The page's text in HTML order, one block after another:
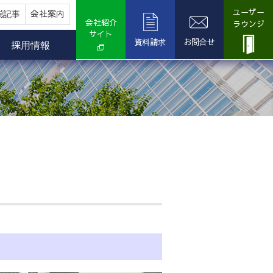
記事 会社案内
採用情報
会社紹介
サイト
資料請求
お問合せ
ユーザー
ラウンジ